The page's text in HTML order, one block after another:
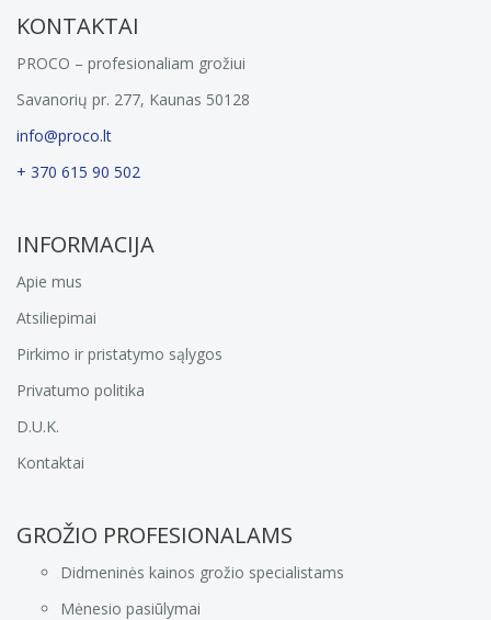
KONTAKTAI
PROCO – profesionaliam grožiui
Savanorių pr. 277, Kaunas 50128
info@proco.lt
+ 370 615 90 502
INFORMACIJA
Apie mus
Atsiliepimai
Pirkimo ir pristatymo sąlygos
Privatumo politika
D.U.K.
Kontaktai
GROŽIO PROFESIONALAMS
Didmeninės kainos grožio specialistams
Mėnesio pasiūlymai